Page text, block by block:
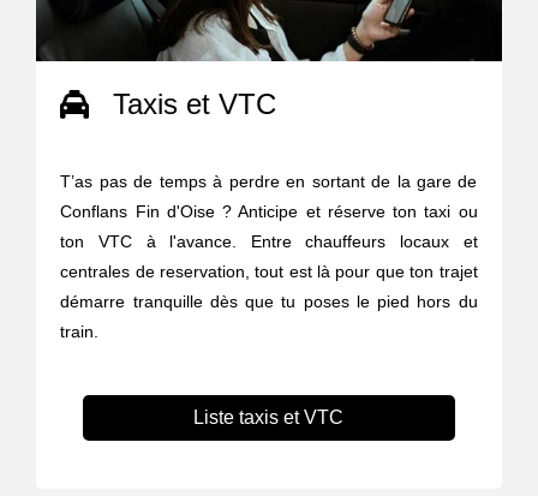
Taxis et VTC
T’as pas de temps à perdre en sortant de la gare de
Conflans Fin d'Oise ? Anticipe et réserve ton taxi ou
ton VTC à l'avance. Entre chauffeurs locaux et
centrales de reservation, tout est là pour que ton trajet
démarre tranquille dès que tu poses le pied hors du
train.
Liste taxis et VTC